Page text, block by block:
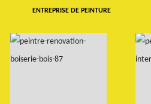
ENTREPRISE DE PEINTURE